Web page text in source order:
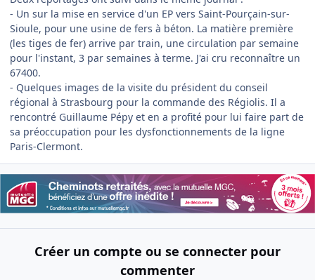
- Un sur la mise en service d'un EP vers Saint-Pourçain-sur-
Sioule, pour une usine de fers à béton. La matière première
(les tiges de fer) arrive par train, une circulation par semaine
pour l'instant, 3 par semaines à terme. J'ai cru reconnaître un
67400.
- Quelques images de la visite du président du conseil
régional à Strasbourg pour la commande des Régiolis. Il a
rencontré Guillaume Pépy et en a profité pour lui faire part de
sa préoccupation pour les dysfonctionnements de la ligne
Paris-Clermont.
Créer un compte ou se connecter pour
commenter